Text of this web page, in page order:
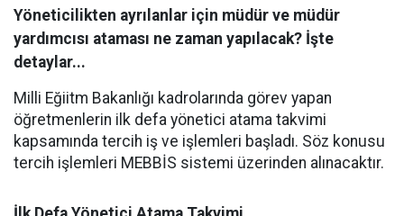
Yöneticilikten ayrılanlar için müdür ve müdür
yardımcısı ataması ne zaman yapılacak? İşte
detaylar...
Milli Eğiitm Bakanlığı kadrolarında görev yapan
öğretmenlerin ilk defa yönetici atama takvimi
kapsamında tercih iş ve işlemleri başladı. Söz konusu
tercih işlemleri MEBBİS sistemi üzerinden alınacaktır.